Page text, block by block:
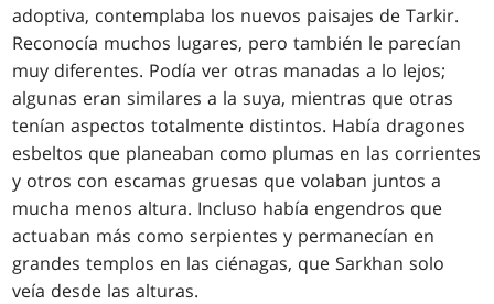
adoptiva, contemplaba los nuevos paisajes de Tarkir.
Reconocía muchos lugares, pero también le parecían
muy diferentes. Podía ver otras manadas a lo lejos;
algunas eran similares a la suya, mientras que otras
tenían aspectos totalmente distintos. Había dragones
esbeltos que planeaban como plumas en las corrientes
y otros con escamas gruesas que volaban juntos a
mucha menos altura. Incluso había engendros que
actuaban más como serpientes y permanecían en
grandes templos en las ciénagas, que Sarkhan solo
veía desde las alturas.